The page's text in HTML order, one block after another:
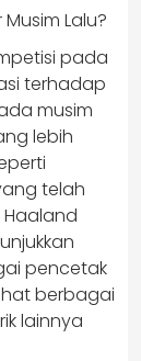
pada
terhadap
musim
lebih
telah
pencetak
berbagai
lainnya